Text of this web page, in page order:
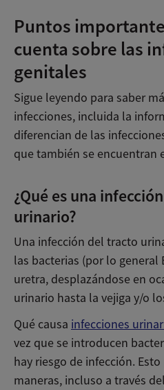
Puntos
cuenta sobre las
genitales
Sigue leyendo para saber
infecciones, incluida la
diferencian de las
que también se encuentran
¿Qué es una
urinario?
Una infección del tracto
las bacterias (por lo general
uretra, desplazándose en
urinario hasta la vejiga y/o
Qué causa infecciones
vez que se introducen
hay riesgo de infección.
maneras, incluso a través